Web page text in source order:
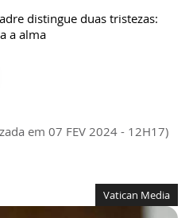
distingue duas tristezas:
a alma
em 07 FEV 2024 - 12H17)
Vatican Media